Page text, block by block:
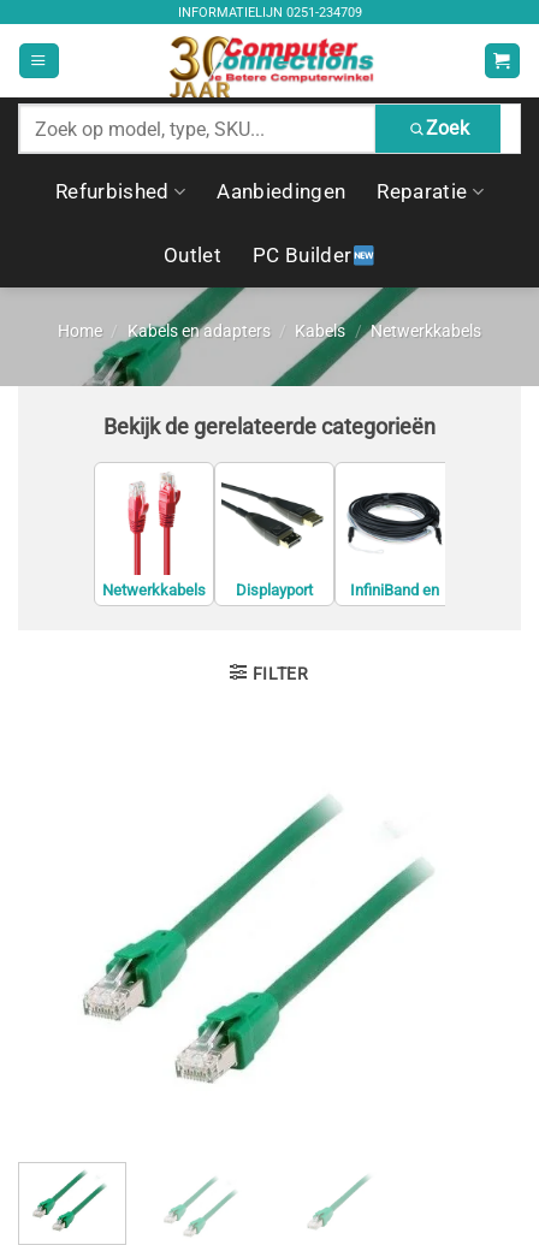
inhoud
INFORMATIELIJN 0251-234709
Zoek
producten
Zoek
Refurbished Aanbiedingen Reparatie
Outlet PC Builder
Home / Kabels en adapters / Kabels / Netwerkkabels
Bekijk de gerelateerde categorieën
Netwerkkabels
Displayport
kabels
InfiniBand en
Glasvezelkabel
FILTER